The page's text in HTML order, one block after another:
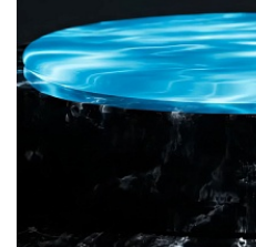
Техподдержка
и развитие
Битрикс 24